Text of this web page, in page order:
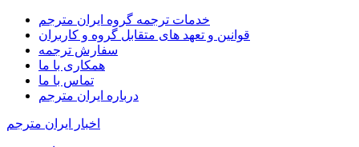
خدمات ترجمه گروه ایران مترجم
قوانین و تعهد های متقابل گروه و کاربران
سفارش ترجمه
همکاری با ما
تماس با ما
درباره ایران مترجم
اخبار ایران مترجم